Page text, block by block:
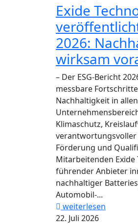
Exide
2026:
wirksam
– Der ESG-Bericht
messbare
Nachhaltigkeit in allen
Klimaschutz,
Förderung und
Mitarbeitenden Exide
führender Anbieter
nachhaltiger
Automobil-...
weiterlesen
22. Juli 2026